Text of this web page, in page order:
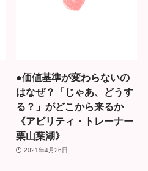
●価値基準が変わらないの
はなぜ？「じゃあ、どうす
る？」がどこから来るか
《アビリティ・トレーナー
栗山葉湖》
2021年4月26日